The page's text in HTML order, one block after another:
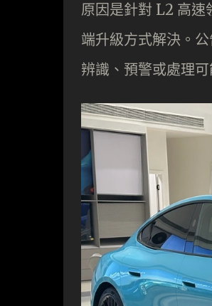
原因是針對 L2 高
端升級方式解決。
辨識、預警或處理